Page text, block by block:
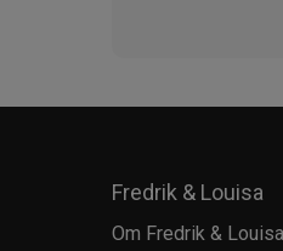
Fredrik & Louisa
Om Fredrik & Louisa